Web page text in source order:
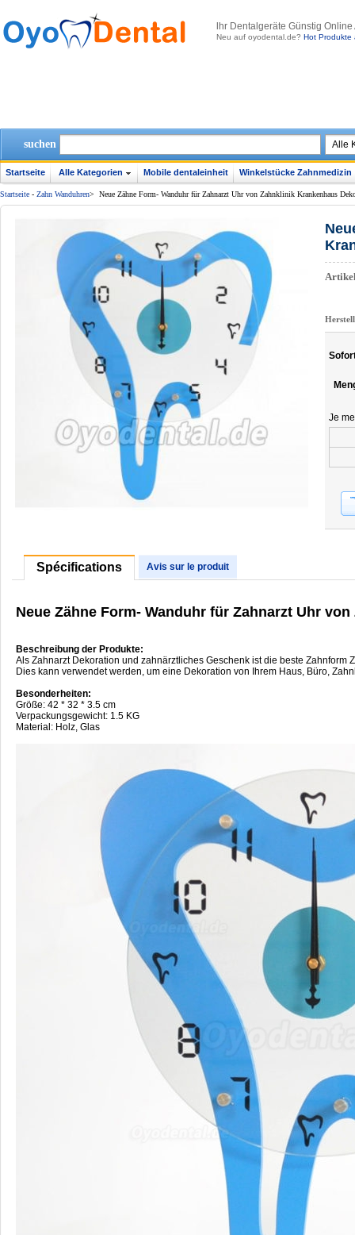
lhr Dentalgeräte Günstig
Neu auf oyodental.de? Hot Produkte
suchen
Startseite Alle Kategorien Mobile dentaleinheit Winkelstücke Zahnmedizin
Startseite - Zahn Wanduhren> Neue Zähne Form- Wanduhr für Zahnarzt Uhr von Zahnklinik Krankenhaus
Je
Spécifications Avis sur le produit
Neue Zähne Form- Wanduhr für Zahnarzt Uhr
Beschreibung der Produkte:
Als Zahnarzt Dekoration und zahnärztliches Geschenk ist die beste Zahnform
Dies kann verwendet werden, um eine Dekoration von Ihrem Haus, Büro,
Besonderheiten:
Größe: 42 * 32 * 3.5 cm
Verpackungsgewicht: 1.5 KG
Material: Holz, Glas